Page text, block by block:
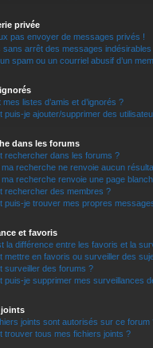
privée
pas envoyer de messages privés !
sans arrêt des messages indésirables
spam ou un courriel abusif d’un
listes d’amis et d’ignorés ?
puis-je ajouter/supprimer des
dans les forums
rechercher dans les forums ?
ma recherche ne renvoie aucun
ma recherche renvoie une page
rechercher des membres ?
puis-je trouver mes propres
et favoris
la différence entre les favoris et la
mettre en favoris ou surveiller des
surveiller des forums ?
puis-je supprimer mes surveillances
joints
joints sont autorisés sur ce forum
trouver tous mes fichiers joints ?